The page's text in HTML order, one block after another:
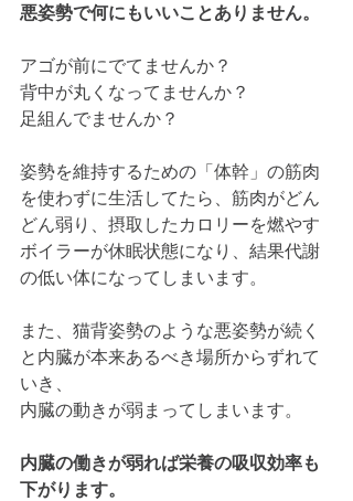
悪姿勢で何にもいいことありません。
アゴが前にでてませんか？
背中が丸くなってませんか？
足組んでませんか？
姿勢を維持するための「体幹」の筋肉
を使わずに生活してたら、筋肉がどん
どん弱り、摂取したカロリーを燃やす
ボイラーが休眠状態になり、結果代謝
の低い体になってしまいます。
また、猫背姿勢のような悪姿勢が続く
と内臓が本来あるべき場所からずれて
いき、
内臓の動きが弱まってしまいます。
内臓の働きが弱れば栄養の吸収効率も
下がります。